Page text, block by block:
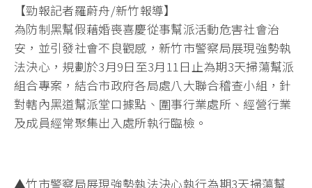
【勁報記者羅蔚舟/新竹報導】
為防制黑幫假藉婚喪喜慶從事幫派活動危害社會治
安，並引發社會不良觀感，新竹市警察局展現強勢執
法決心，規劃於3月9日至3月11日止為期3天掃蕩幫派
組合專案，結合市政府各局處八大聯合稽查小組，針
對轄內黑道幫派堂口據點、圍事行業處所、經營行業
及成員經常聚集出入處所執行臨檢。
▲竹市警察局展現強勢執法決心執行為期3天掃蕩幫